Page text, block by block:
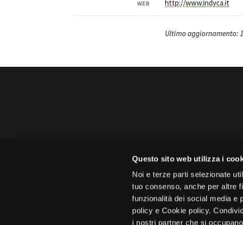
Questo sito web utilizza i
Noi e terze parti selezionate
tuo consenso, anche per altre
funzionalità dei social media e
policy e Cookie policy.
i nostri partner che si
WEB http://www.indyca.it
Ultimo aggiornamento:
Facebook